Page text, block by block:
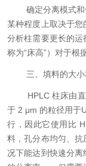
确定分离模式和
某种程度上取决于
分析柱需要更长的
称为“床高”）对于根
三、填料的大小
HPLC 柱床由直
于 2 μm 的粒径用于
行，因此它使用比
料，孔分布均匀、
况下能达到快速分